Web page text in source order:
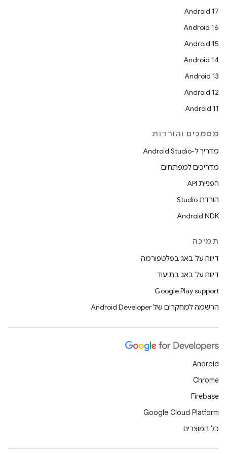
Android 17
Android 16
Android 15
Android 14
Android 13
Android 12
Android 11
מסמכים והורדות
מדריך ל-Android Studio
מדריכים למפתחים
הפניית API
הורדת Studio
Android NDK
תמיכה
דיווח על באג בפלטפורמה
דיווח על באג בתיעוד
Google Play support
הרשמה למחקרים של Android Developer
Android
Chrome
Firebase
Google Cloud Platform
כל המוצרים